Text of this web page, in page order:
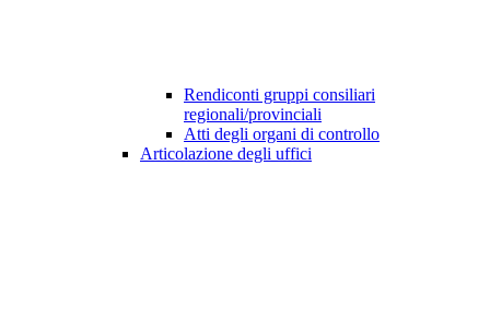
Rendiconti gruppi consiliari
regionali/provinciali
Atti degli organi di controllo
Articolazione degli uffici